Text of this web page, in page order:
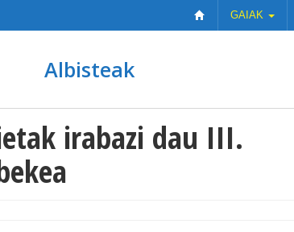
GAIAK
Albisteak
irabazi dau III.